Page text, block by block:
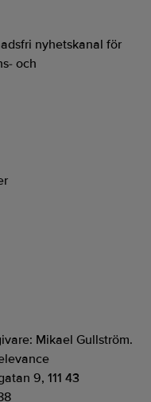
nyhetskanal för
och
Mikael Gullström.
9, 111 43